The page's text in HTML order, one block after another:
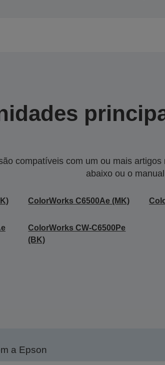
compatíveis com um ou mais
abaixo ou o
ColorWorks C6500Ae (MK)
ColorWorks CW-C6500Pe
(BK)
a Epson